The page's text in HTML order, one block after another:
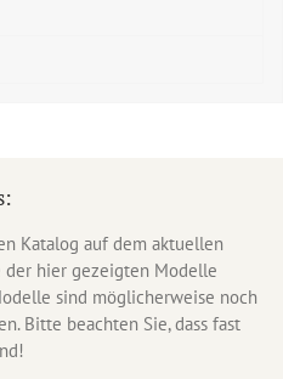
Katalog auf dem aktuellen
der hier gezeigten Modelle
sind möglicherweise noch
Bitte beachten Sie, dass fast